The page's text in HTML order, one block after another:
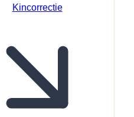
Kincorrectie